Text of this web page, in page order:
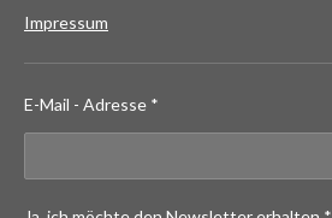
Impressum
E-Mail - Adresse *